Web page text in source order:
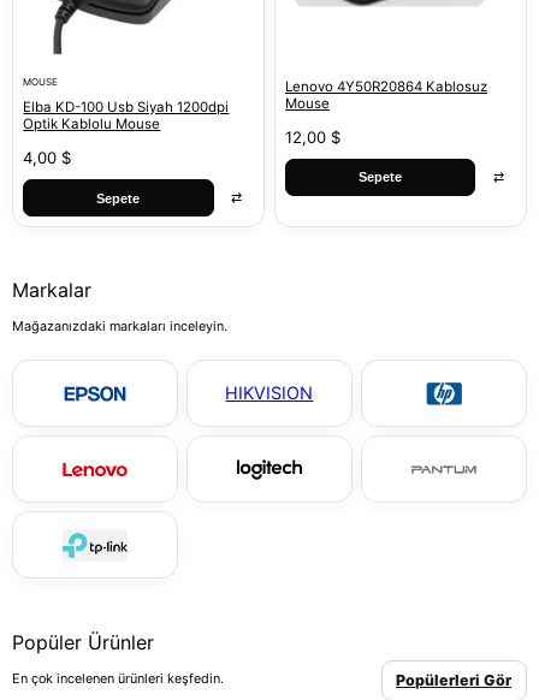
MOUSE
Elba KD-100 Usb Siyah 1200dpi
Optik Kablolu Mouse
4,00 $
Sepete ⇄
Lenovo 4Y50R20864 Kablosuz
Mouse
12,00 $
Sepete ⇄
Markalar
Mağazanızdaki markaları inceleyin.
HIKVISION
Popüler Ürünler
En çok incelenen ürünleri keşfedin. Popülerleri Gör